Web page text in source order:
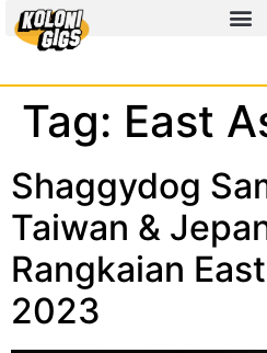
Tag: East
Shaggydog
Taiwan &
Rangkaian
2023